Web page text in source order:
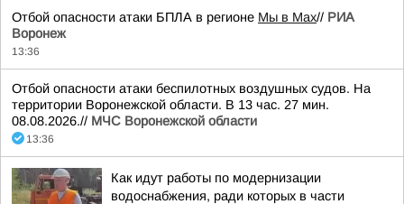
Отбой опасности атаки БПЛА в регионе Мы в Мах// РИА
Воронеж
13:36
Отбой опасности атаки беспилотных воздушных судов. На
территории Воронежской области. В 13 час. 27 мин.
08.08.2026.// МЧС Воронежской области
13:36
Как идут работы по модернизации
водоснабжения, ради которых в части